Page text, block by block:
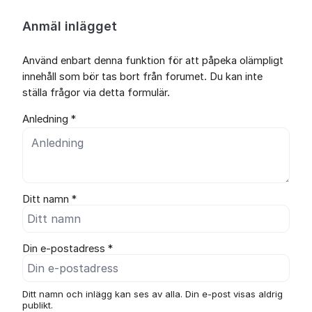
Anmäl inlägget
Använd enbart denna funktion för att påpeka olämpligt
innehåll som bör tas bort från forumet. Du kan inte
ställa frågor via detta formulär.
Anledning *
Ditt namn *
Din e-postadress *
Ditt namn och inlägg kan ses av alla. Din e-post visas aldrig
publikt.